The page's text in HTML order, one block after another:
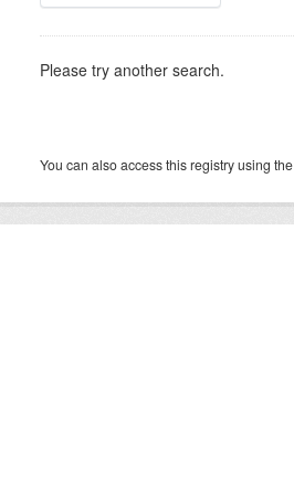
Please try another search.
You can also access this registry using the